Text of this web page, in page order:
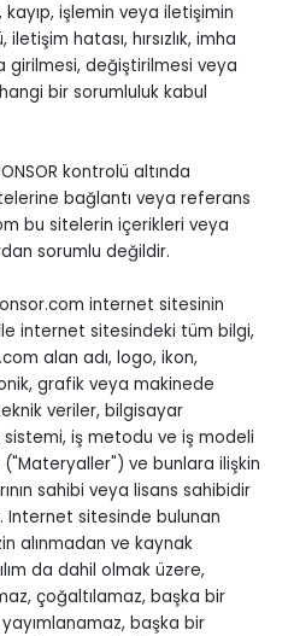
işlemin veya iletişimin
hatası, hırsızlık, imha
girilmesi, değiştirilmesi veya
bir sorumluluk kabul
kontrolü altında
bağlantı veya referans
bu sitelerin içerikleri veya
sorumlu değildir.
internet sitesinin
internet sitesindeki tüm bilgi,
alan adı, logo, ikon,
grafik veya makinede
veriler, bilgisayar
sistemi, iş metodu ve iş modeli
ve bunlara ilişkin
sahibi veya lisans sahibidir
Internet sitesinde bulunan
alınmadan ve kaynak
da dahil olmak üzere,
çoğaltılamaz, başka bir
başka bir